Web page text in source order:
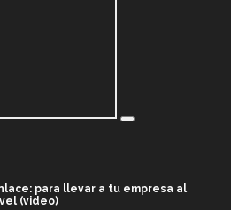
para llevar a tu empresa al
(video)